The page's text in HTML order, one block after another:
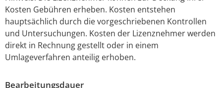
Kosten Gebühren erheben. Kosten entstehen
hauptsächlich durch die vorgeschriebenen Kontrollen
und Untersuchungen. Kosten der Lizenznehmer werden
direkt in Rechnung gestellt oder in einem
Umlageverfahren anteilig erhoben.
Bearbeitungsdauer